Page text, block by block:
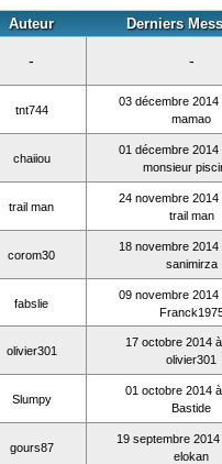
Auteur Derniers
- -
tnt744
03 décembre 2014
mamao
chaiiou
01 décembre 2014
monsieur
trail man
24 novembre 2014
trail man
corom30
18 novembre 2014
sanimirza
fabslie
09 novembre 2014
olivier301
17 octobre 2014
olivier301
Slumpy
01 octobre 2014
Bastide
gours87
19 septembre
elokan